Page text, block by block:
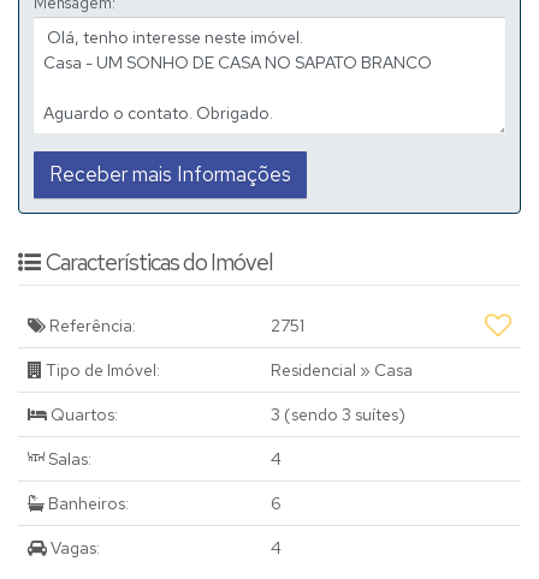
📞 (19) 3631-2212
Características do Imóvel
Referência: 2751
Tipo de Imóvel: Residencial » Casa
Quartos: 3 (sendo 3 suítes)
Salas: 4
Banheiros: 6
Vagas: 4